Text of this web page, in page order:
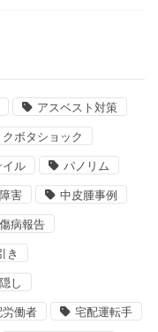
アスベスト対策
クボタショック
イル パノリム
害 中皮腫事例
病報告
き
し
労働者 宅配運転手